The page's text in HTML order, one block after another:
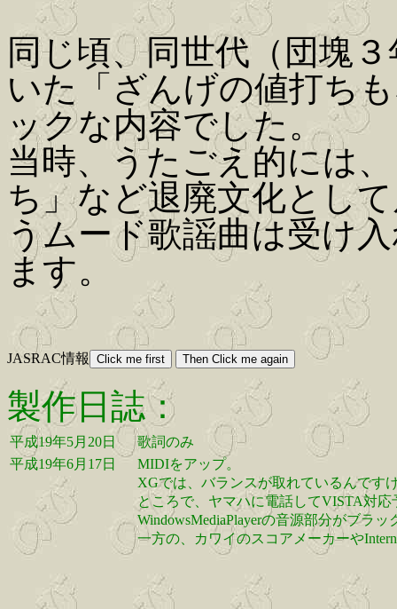
同じ頃、同世代（団塊
いた「ざんげの値打ち
ックな内容でした。
当時、うたごえ的には
ち」など退廃文化とし
うムード歌謡曲は受け
ます。
JASRAC情報
製作日誌：
平成19年5月20日
歌詞のみ
平成19年6月17日
MIDIをアップ。
XGでは、バランスが取れているんです
ところで、ヤマハに電話してVISTA対
WindowsMediaPlayerの音源部分がブラ
一方の、カワイのスコアメーカーや